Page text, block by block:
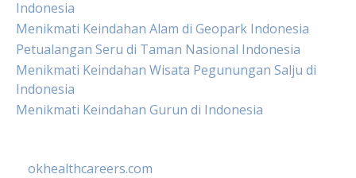
Indonesia
Menikmati Keindahan Alam di Geopark Indonesia
Petualangan Seru di Taman Nasional Indonesia
Menikmati Keindahan Wisata Pegunungan Salju di
Indonesia
Menikmati Keindahan Gurun di Indonesia
okhealthcareers.com